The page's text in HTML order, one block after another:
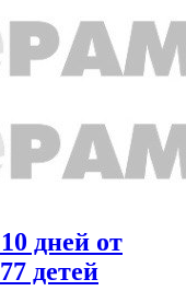
дней от
детей